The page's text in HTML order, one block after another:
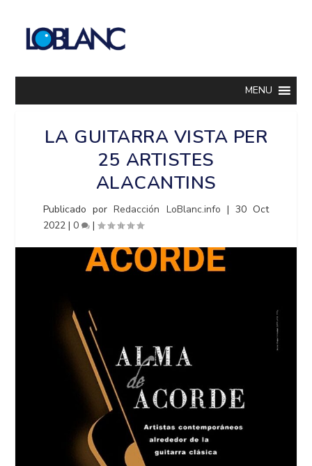
MENU
LA GUITARRA VISTA PER
25 ARTISTES
ALACANTINS
Publicado porRedacción LoBlanc.info | 30 Oct
2022 |0 |